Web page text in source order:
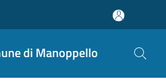
di Manoppello